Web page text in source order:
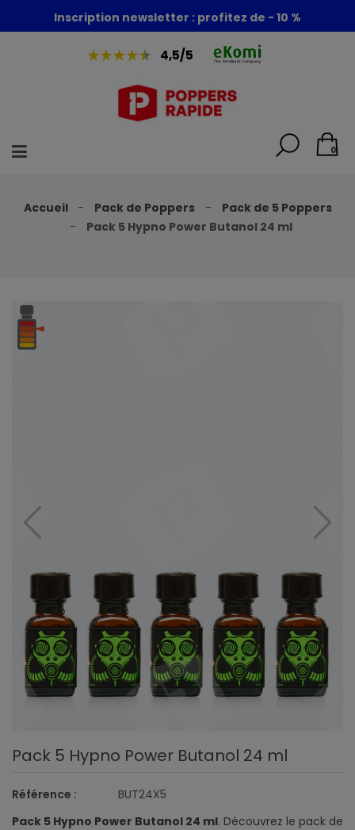
Foire aux poppers : - 30% + 1 poppers offert
Inscription newsletter : profitez de - 10 %
4,5/5
0
Accueil Pack de Poppers
Pack de 5 Poppers
Pack 5 Hypno Power Butanol 24 ml
Pack 5 Hypno Power Butanol 24 ml
Référence :
BUT24X5
Pack 5 Hypno Power Butanol 24 ml. Découvrez le pack de